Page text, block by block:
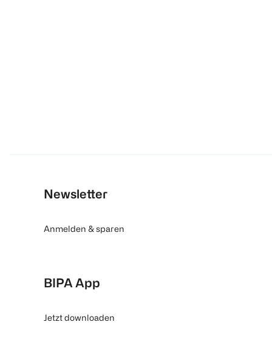
Newsletter
Anmelden & sparen
BIPA App
Jetzt downloaden